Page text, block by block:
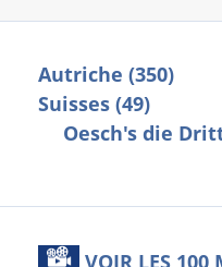
Autriche (350)
Suisses (49)
Oesch's die
VOIR LES 100